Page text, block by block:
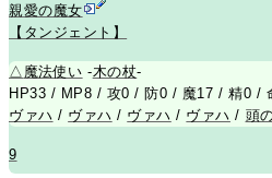
親愛の魔女
【タンジェント】
△ 魔法使い -木の杖-
HP33 / MP8 / 攻0 / 防0 / 魔17 / 精0 /
ヴァハ / ヴァハ / ヴァハ / ヴァハ / 頭
9